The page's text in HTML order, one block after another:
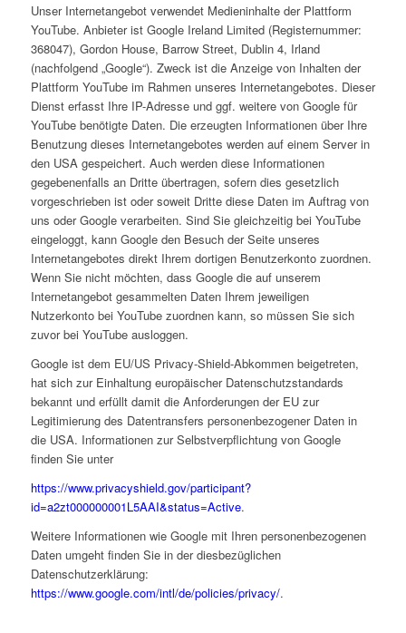
Unser Internetangebot verwendet Medieninhalte der Plattform
YouTube. Anbieter ist Google Ireland Limited (Registernummer:
368047), Gordon House, Barrow Street, Dublin 4, Irland
(nachfolgend „Google“). Zweck ist die Anzeige von Inhalten der
Plattform YouTube im Rahmen unseres Internetangebotes. Dieser
Dienst erfasst Ihre IP-Adresse und ggf. weitere von Google für
YouTube benötigte Daten. Die erzeugten Informationen über Ihre
Benutzung dieses Internetangebotes werden auf einem Server in
den USA gespeichert. Auch werden diese Informationen
gegebenenfalls an Dritte übertragen, sofern dies gesetzlich
vorgeschrieben ist oder soweit Dritte diese Daten im Auftrag von
uns oder Google verarbeiten. Sind Sie gleichzeitig bei YouTube
eingeloggt, kann Google den Besuch der Seite unseres
Internetangebotes direkt Ihrem dortigen Benutzerkonto zuordnen.
Wenn Sie nicht möchten, dass Google die auf unserem
Internetangebot gesammelten Daten Ihrem jeweiligen
Nutzerkonto bei YouTube zuordnen kann, so müssen Sie sich
zuvor bei YouTube ausloggen.
Google ist dem EU/US Privacy-Shield-Abkommen beigetreten,
hat sich zur Einhaltung europäischer Datenschutzstandards
bekannt und erfüllt damit die Anforderungen der EU zur
Legitimierung des Datentransfers personenbezogener Daten in
die USA. Informationen zur Selbstverpflichtung von Google
finden Sie unter
https://www.privacyshield.gov/participant?
id=a2zt000000001L5AAI&status=Active.
Weitere Informationen wie Google mit Ihren personenbezogenen
Daten umgeht finden Sie in der diesbezüglichen
Datenschutzerklärung:
https://www.google.com/intl/de/policies/privacy/.